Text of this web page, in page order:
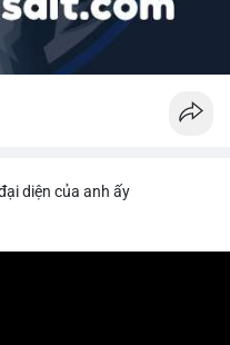
diện của anh ấy